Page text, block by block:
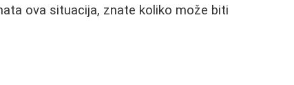
ova situacija, znate koliko može biti